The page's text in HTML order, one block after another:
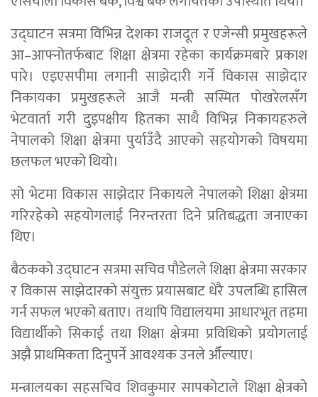
उद्घाटन सत्रमा विभिन्न देशका राजदूत र एजेन्सी प्रमुखहरूले
आ–आफ्नोतर्फबाट शिक्षा क्षेत्रमा रहेका कार्यक्रमबारे प्रकाश
पारे। एइएसपीमा लगानी साझेदारी गर्ने विकास साझेदार
निकायका प्रमुखहरूले आजै मन्त्री सस्मित पोखरेलसँग
भेटवार्ता गरी दुइपक्षीय हितका साथै विभिन्न निकायहरुले
नेपालको शिक्षा क्षेत्रमा पुर्याउँदै आएको सहयोगको विषयमा
छलफल भएको थियो।
सो भेटमा विकास साझेदार निकायले नेपालको शिक्षा क्षेत्रमा
गरिरहेको सहयोगलाई निरन्तरता दिने प्रतिबद्धता जनाएका
थिए।
बैठकको उद्घाटन सत्रमा सचिव पौडेलले शिक्षा क्षेत्रमा सरकार
र विकास साझेदारको संयुक्त प्रयासबाट धेरै उपलब्धि हासिल
गर्न सफल भएको बताए। तथापि विद्यालयमा आधारभूत तहमा
विद्यार्थीको सिकाई तथा शिक्षा क्षेत्रमा प्रविधिको प्रयोगलाई
अझै प्राथमिकता दिनुपर्ने आवश्यक उनले औँल्याए।
मन्त्रालयका सहसचिव शिवकुमार सापकोटाले शिक्षा क्षेत्रको